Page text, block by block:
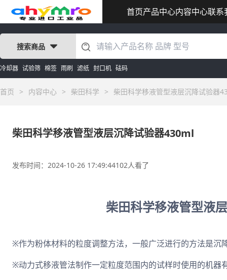
首页产品中心内容中心联系
搜索商品
冷却器 试验筛 棉签 雨刷 滤纸 封口机 砝码
首页 > 内容中心 > 柴田科学 > 柴田科学移液管型液层沉降试验器
柴田科学移液管型液层沉降试验器430ml
发布时间：2024-10-26 17:49:44102人看了
柴田科学移液管型液
※作为粉体材料的粒度调整方法，一般广泛进行的方法是沉
※动力式移液管法制作一定粒度范围内的试样时使用的机器